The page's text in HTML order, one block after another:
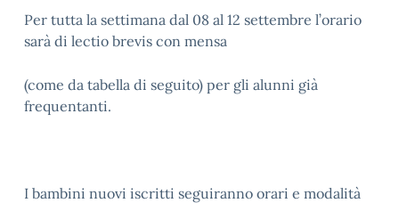
Per tutta la settimana dal 08 al 12 settembre l’orario
sarà di lectio brevis con mensa
(come da tabella di seguito) per gli alunni già
frequentanti.
I bambini nuovi iscritti seguiranno orari e modalità